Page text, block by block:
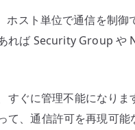
スト単位で通信を制御
れば Security Group や
ぐに管理不能になりま
、通信許可を再現可能